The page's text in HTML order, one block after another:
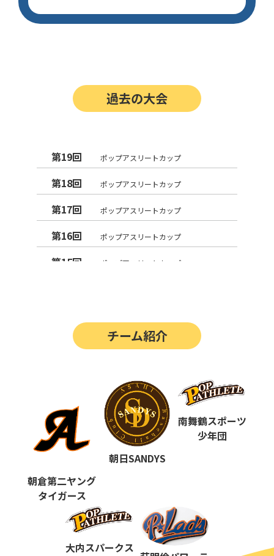
過去の大会
第19回 ポップアスリートカップ
第18回 ポップアスリートカップ
第17回 ポップアスリートカップ
第16回 ポップアスリートカップ
第15回 ポップアスリートカップ
第12回 決勝戦の動画はこちらから
ポップアスリートカップ
第10回 ポップアスリートカップ
第9回 ポップアスリートカップ
第7回
第6回 ポップアスリートカップ
第5回 ポップアスリートカップ
チーム紹介
朝倉第二ヤング
タイガース
朝日SANDYS
南舞鶴スポーツ
少年団
大内スパークス